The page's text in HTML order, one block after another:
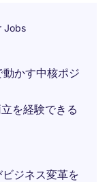
Jobs
かす中核ポジ
を経験できる
ジネス変革を